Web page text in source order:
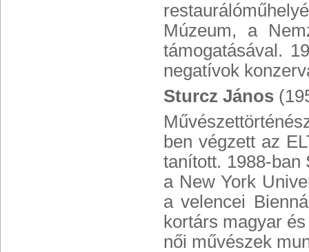
Múzeum, a
támogatásával.
negatívok
Sturcz János
ben végzett az
tanított. 1988-ban
a New York
a velencei
kortárs magyar
női művészek